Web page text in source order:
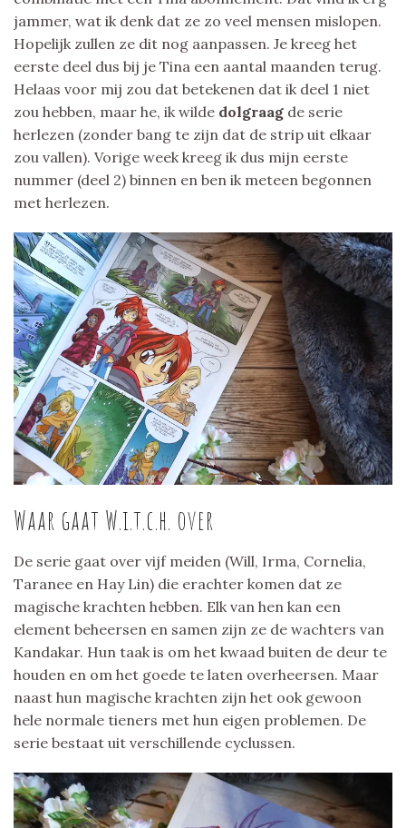
jammer, wat ik denk dat ze zo veel mensen mislopen.
Hopelijk zullen ze dit nog aanpassen. Je kreeg het
eerste deel dus bij je Tina een aantal maanden terug.
Helaas voor mij zou dat betekenen dat ik deel 1 niet
zou hebben, maar he, ik wilde dolgraag de serie
herlezen (zonder bang te zijn dat de strip uit elkaar
zou vallen). Vorige week kreeg ik dus mijn eerste
nummer (deel 2) binnen en ben ik meteen begonnen
met herlezen.
Waar gaat W.i.t.c.h. over
De serie gaat over vijf meiden (Will, Irma, Cornelia,
Taranee en Hay Lin) die erachter komen dat ze
magische krachten hebben. Elk van hen kan een
element beheersen en samen zijn ze de wachters van
Kandakar. Hun taak is om het kwaad buiten de deur te
houden en om het goede te laten overheersen. Maar
naast hun magische krachten zijn het ook gewoon
hele normale tieners met hun eigen problemen. De
serie bestaat uit verschillende cyclussen.